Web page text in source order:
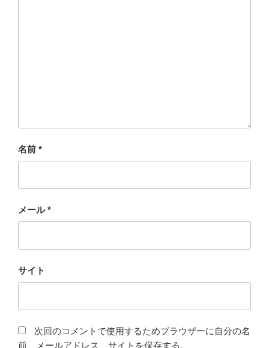
名前 *
メール*
サイト
次回のコメントで使用するためブラウザーに自分の名
前、メールアドレス、サイトを保存する。